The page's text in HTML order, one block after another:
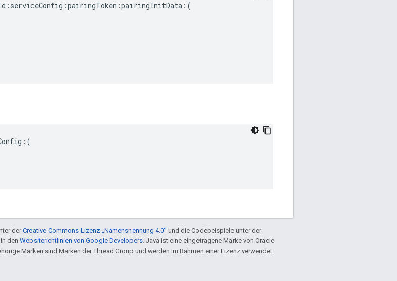
derCreative-Commons-Lizenz „Namensnennung 4.0“ und die Codebeispiele unter der
den Websiterichtlinien von Google Developers. Java ist eine eingetragene Marke von Oracle
Marken sind Marken der Thread Group und werden im Rahmen einer Lizenz verwendet.